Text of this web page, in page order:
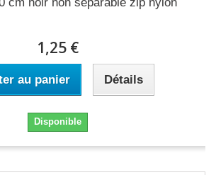
1,25 €
au panier Détails
Disponible